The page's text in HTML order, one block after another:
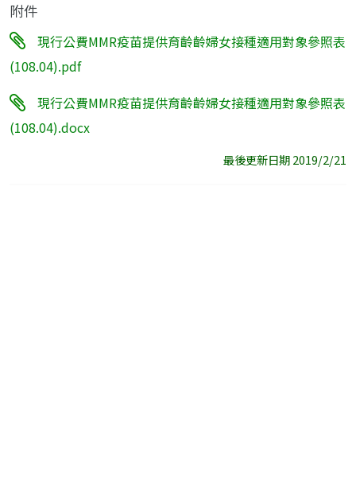
附件
現行公費MMR疫苗提供育齡齡婦女接種適用對象參照表
(108.04).pdf
現行公費MMR疫苗提供育齡齡婦女接種適用對象參照表
(108.04).docx
最後更新日期 2019/2/21